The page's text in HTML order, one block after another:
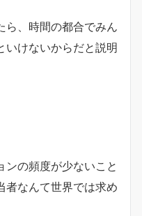
ら、時間の都合でみん
いけないからだと説明
ンの頻度が少ないこと
者なんて世界では求め